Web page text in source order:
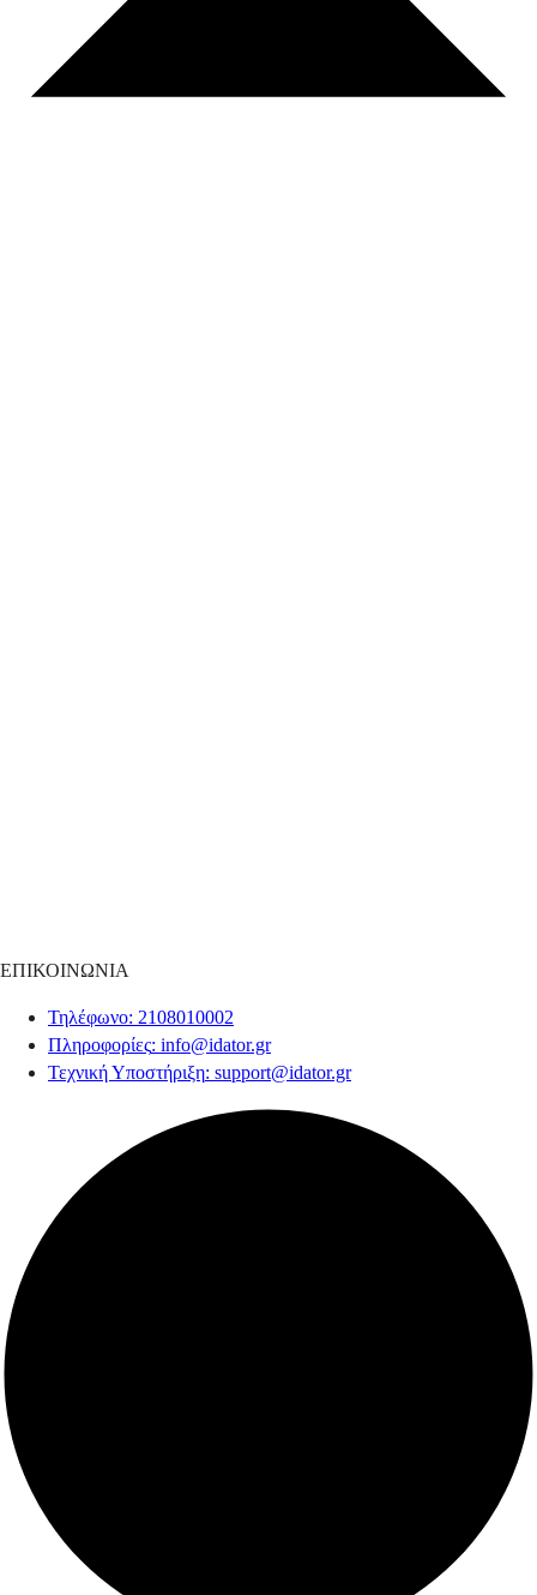
ΕΠΙΚΟΙΝΩΝΙΑ
Τηλέφωνο: 2108010002
Πληροφορίες: info@idator.gr
Τεχνική Υποστήριξη: support@idator.gr